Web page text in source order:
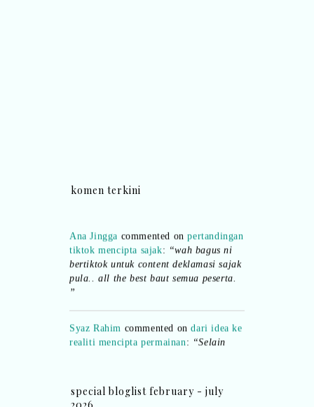
komen terkini
tiktok mencipta sajak:“wah bagus ni
bertiktok untuk content deklamasi sajak
pula.. all the best baut semua peserta.
”
Syaz Rahimcommented ondari idea ke
realiti mencipta permainan:“Selain
jimat kertas, memang memudahkan
Syaz Rahim
special bloglist february - july